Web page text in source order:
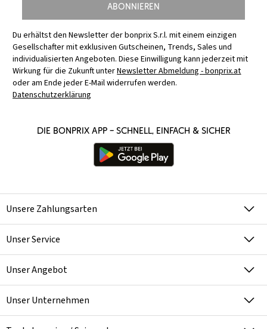
Abonnieren
Du erhältst den Newsletter der bonprix S.r.l. mit einem einzigen
Gesellschafter mit exklusiven Gutscheinen, Trends, Sales und
individualisierten Angeboten. Diese Einwilligung kann jederzeit mit
Wirkung für die Zukunft unterNewsletter Abmeldung - bonprix.at
oder am Ende jeder E-Mail widerrufen werden.
Datenschutzerklärung
Die bonprix App – schnell, einfach & sicher
Unsere Zahlungsarten
Unser Service
Unser Angebot
Unser Unternehmen